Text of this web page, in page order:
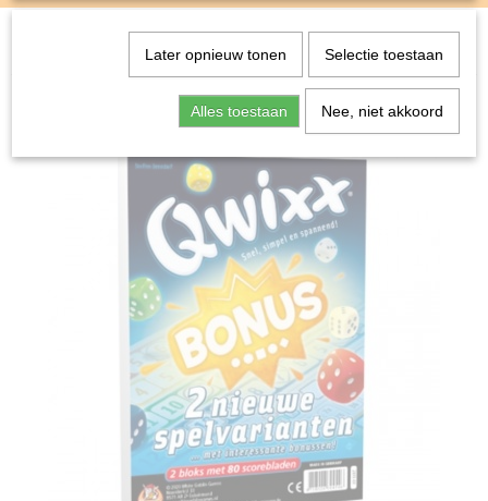
Spellen & Puzzels> Qwixx: Bonus - Uitbreiding
Later opnieuw tonen Selectie toestaan
Alles toestaan Nee, niet akkoord